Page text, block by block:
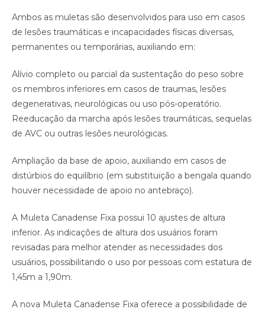
Ambos as muletas são desenvolvidos para uso em casos
de lesões traumáticas e incapacidades físicas diversas,
permanentes ou temporárias, auxiliando em:
Alívio completo ou parcial da sustentação do peso sobre
os membros inferiores em casos de traumas, lesões
degenerativas, neurológicas ou uso pós-operatório.
Reeducação da marcha após lesões traumáticas, sequelas
de AVC ou outras lesões neurológicas.
Ampliação da base de apoio, auxiliando em casos de
distúrbios do equilíbrio (em substituição a bengala quando
houver necessidade de apoio no antebraço).
A Muleta Canadense Fixa possui 10 ajustes de altura
inferior. As indicações de altura dos usuários foram
revisadas para melhor atender as necessidades dos
usuários, possibilitando o uso por pessoas com estatura de
1,45m a 1,90m.
A nova Muleta Canadense Fixa oferece a possibilidade de